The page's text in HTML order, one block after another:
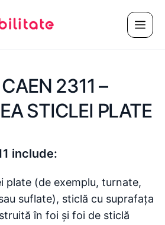
2311 –
STICLEI PLATE
include:
plate (de exemplu, turnate,
suflate), sticlă cu suprafața
în foi și foi de sticlă